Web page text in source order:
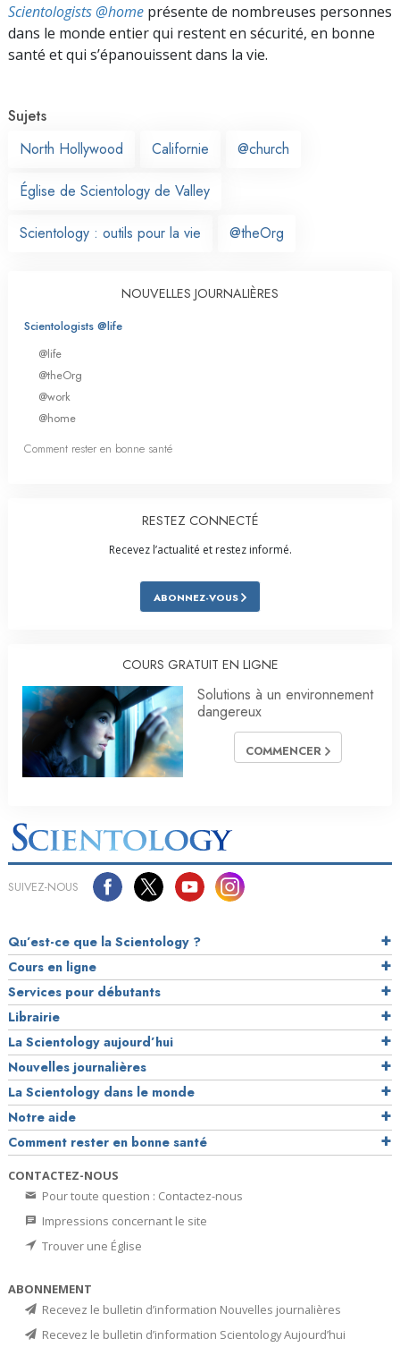
Scientologists @home présente de nombreuses personnes
dans le monde entier qui restent en sécurité, en bonne
santé et qui s’épanouissent dans la vie.
Sujets
North Hollywood
Californie @church
Église de Scientology de Valley
Scientology : outils pour la vie @theOrg
NOUVELLES JOURNALIÈRES
Scientologists @life
@life
@theOrg
@work
@home
Comment rester en bonne santé
RESTEZ CONNECTÉ
Recevez l’actualité et restez informé.
ABONNEZ-VOUS
COURS GRATUIT EN LIGNE
Solutions à un environnement
dangereux
COMMENCER
SUIVEZ-NOUS
Qu’est-ce que la Scientology ?
Cours en ligne
Services pour débutants
Librairie
La Scientology aujourd’hui
Nouvelles journalières
La Scientology dans le monde
Notre aide
Comment rester en bonne santé
CONTACTEZ-NOUS
Pour toute question : Contactez-nous
Impressions concernant le site
Trouver une Église
ABONNEMENT
Recevez le bulletin d’information Nouvelles journalières
Recevez le bulletin d’information Scientology Aujourd’hui